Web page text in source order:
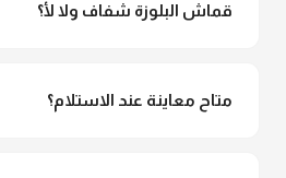
قماش البلوزة شفاف ولا لأ؟
متاح معاينة عند الاستلام؟